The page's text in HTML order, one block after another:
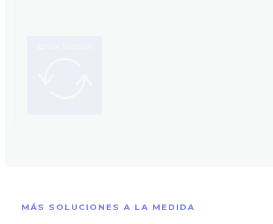
MÁS SOLUCIONES A LA MEDIDA